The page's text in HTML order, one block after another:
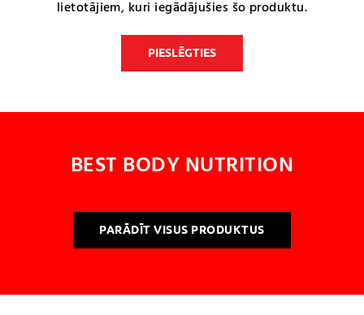
lietotājiem, kuri iegādājušies šo produktu.
PIESLĒGTIES
BEST BODY NUTRITION
PARĀDĪT VISUS PRODUKTUS